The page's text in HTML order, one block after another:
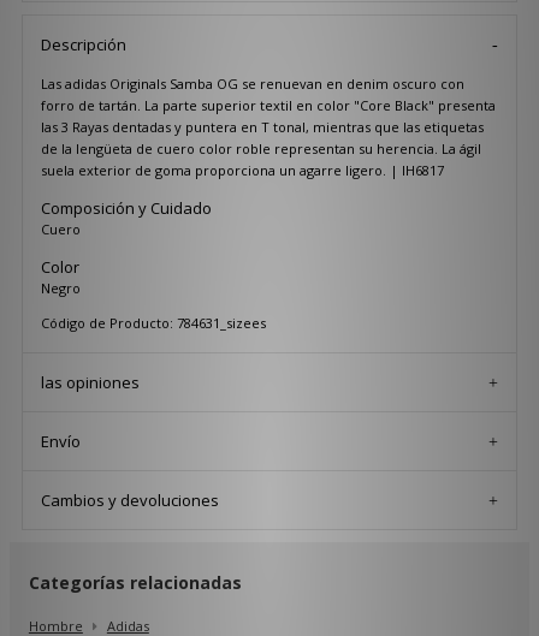
Descripción
Las adidas Originals Samba OG se renuevan en denim oscuro con
forro de tartán. La parte superior textil en color "Core Black" presenta
las 3 Rayas dentadas y puntera en T tonal, mientras que las etiquetas
de la lengüeta de cuero color roble representan su herencia. La ágil
suela exterior de goma proporciona un agarre ligero. | IH6817
Composición y Cuidado
Cuero
Color
Negro
Código de Producto: 784631_sizees
las opiniones
Envío
Cambios y devoluciones
Categorías relacionadas
Hombre
Adidas